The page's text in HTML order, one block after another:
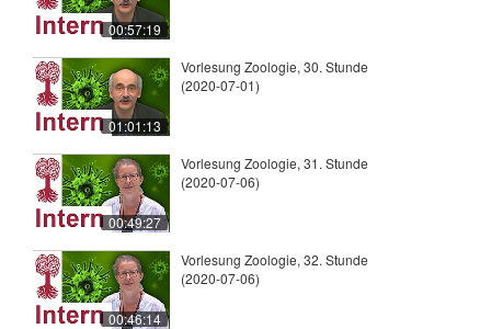
00:57:19
01:01:13
Vorlesung Zoologie, 30. Stunde
(2020-07-01)
00:49:27
Vorlesung Zoologie, 31. Stunde
(2020-07-06)
00:46:14
Vorlesung Zoologie, 32. Stunde
(2020-07-06)